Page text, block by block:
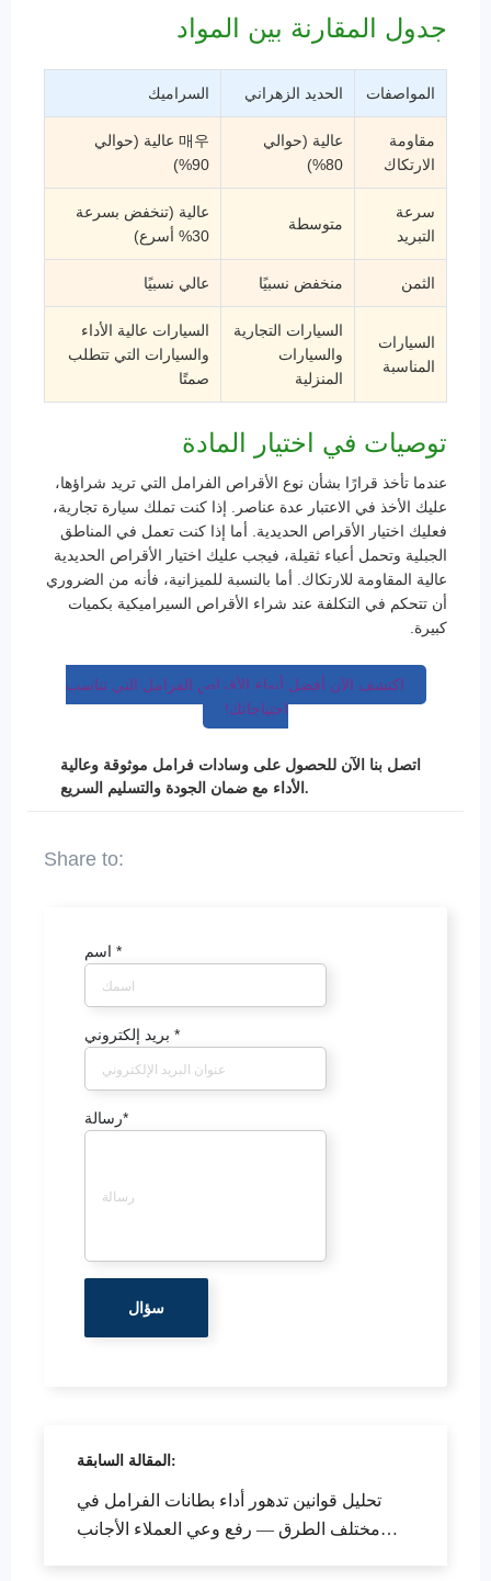
جدول المقارنة بين المواد
المواصفات الحديد الزهراني السراميك
مقاومة
الارتكاك
عالية (حوالي
80%)
매우 عالية (حوالي
90%)
سرعة
التبريد
متوسطة
عالية (تنخفض بسرعة
30% أسرع)
الثمن منخفض نسبيًا عالي نسبيًا
السيارات
المناسبة
السيارات التجارية
والسيارات
المنزلية
السيارات عالية الأداء
والسيارات التي تتطلب
صمتًا
توصيات في اختيار المادة
عندما تأخذ قرارًا بشأن نوع الأقراص الفرامل التي تريد شراؤها،
عليك الأخذ في الاعتبار عدة عناصر. إذا كنت تملك سيارة تجارية،
فعليك اختيار الأقراص الحديدية. أما إذا كنت تعمل في المناطق
الجبلية وتحمل أعباء ثقيلة، فيجب عليك اختيار الأقراص الحديدية
عالية المقاومة للارتكاك. أما بالنسبة للميزانية، فأنه من الضروري
أن تتحكم في التكلفة عند شراء الأقراص السيراميكية بكميات
كبيرة.
اكتشف الآن أفضل أنواع الأقراص الفرامل التي تناسب
احتياجاتك!
اتصل بنا الآن للحصول على وسادات فرامل موثوقة وعالية
الأداء مع ضمان الجودة والتسليم السريع.
*
*
رسالة*
المقالة السابقة:
تحليل قوانين تدهور أداء بطانات الفرامل في
مختلف الطرق — رفع وعي العملاء الأجانب